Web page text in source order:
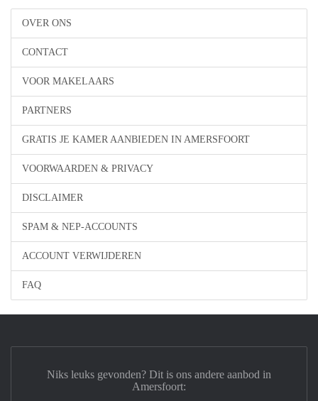
OVER ONS
CONTACT
VOOR MAKELAARS
PARTNERS
GRATIS JE KAMER AANBIEDEN IN AMERSFOORT
VOORWAARDEN & PRIVACY
DISCLAIMER
SPAM & NEP-ACCOUNTS
ACCOUNT VERWIJDEREN
FAQ
Niks leuks gevonden? Dit is ons andere aanbod in
Amersfoort: